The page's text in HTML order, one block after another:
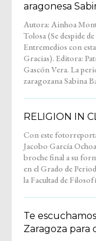
aragonesa
Autora: Ainhoa
Tolosa (Se despide de
Entremedios con
Gracias). Editora: Patricia
Gascón Vera. La periodista
zaragozana Sabina
tras años como
televisión y locutora de spots
para grandes
comenzó su andadura en
RELIGION IN
Con este
Jacobo García
broche final a su
en el Grado de
la Facultad de
Letras y cierra
etapa como
Entremedios. Su
Te
Zaragoza para